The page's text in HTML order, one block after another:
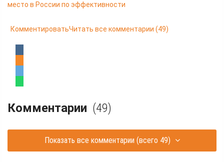
место в России по эффективности
КомментироватьЧитать все комментарии (49)
Комментарии (49)
Показать все комментарии(всего 49)